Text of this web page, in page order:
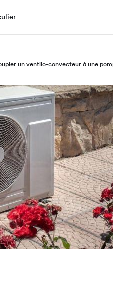
un ventilo-convecteur à une